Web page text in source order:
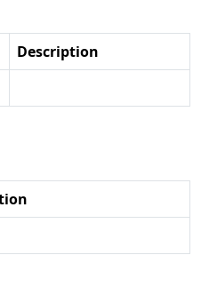
Description